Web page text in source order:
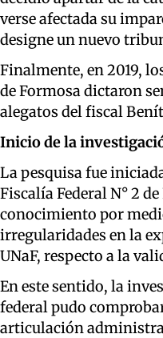
verse afectada su
designe un nuevo
Finalmente, en 2019,
de Formosa dictaron
alegatos del fiscal
Inicio de la
La pesquisa fue
Fiscalía Federal N° 2
conocimiento por
irregularidades en la
UNaF, respecto a la
En este sentido, la
federal pudo
articulación